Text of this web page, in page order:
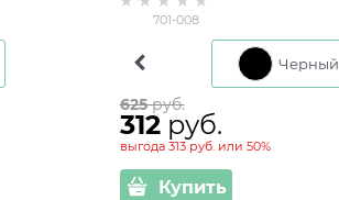
701-008
Черный
625 руб.
312 руб.
выгода 313 руб.или 50%
Купить